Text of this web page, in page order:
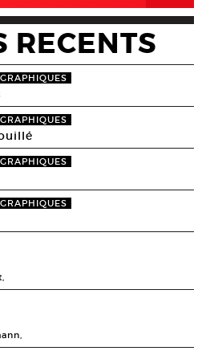
RECENTS